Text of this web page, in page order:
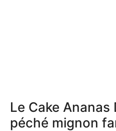
Le Cake Ananas
péché mignon